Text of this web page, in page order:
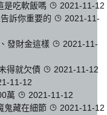
是吃軟飯嗎
2021-11-12
訴你重要的
2021-11-
發財金這樣
2021-11-
得就欠債
2021-11-12
11-12
萬
2021-11-12
鬼藏在細節
2021-11-12